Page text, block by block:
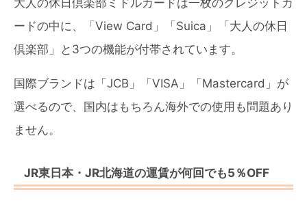
大人の休日倶楽部ミドルカードは一枚のクレジットカ
ードの中に、「View Card」「Suica」「大人の休日
倶楽部」と3つの機能が付帯されています。
国際ブランドは「JCB」「VISA」「Mastercard」が
選べるので、国内はもちろん海外での使用も問題あり
ません。
JR東日本・JR北海道の運賃が何回でも5％OFF